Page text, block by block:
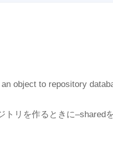
object to repository
リを作るときに–shared